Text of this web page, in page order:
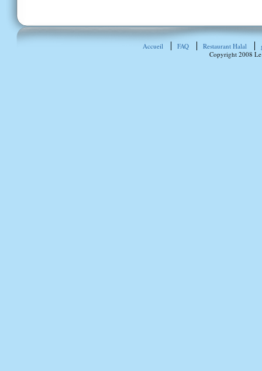
Accueil FAQ Restaurant Halal
Copyright 2008